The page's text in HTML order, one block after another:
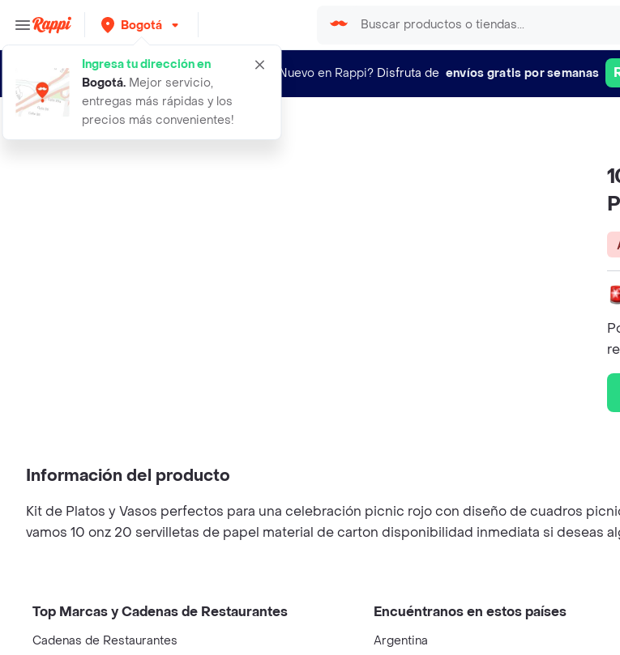
Bogotá
Ingresa tu dirección en
Bogotá. Mejor servicio,
entregas más rápidas y los
precios más convenientes!
¿Nuevo en Rappi? Disfruta de envíos gratis por semanas
10 platos torta10 vasos desechables
Información del producto
Kit de Platos y Vasos perfectos para una celebración picnic rojo con diseño de cuadros
vamos 10 onz 20 servilletas de papel material de carton disponibilidad inmediata si deseas
Top Marcas y Cadenas de Restaurantes
Cadenas de Restaurantes
Encuéntranos en estos países
Argentina